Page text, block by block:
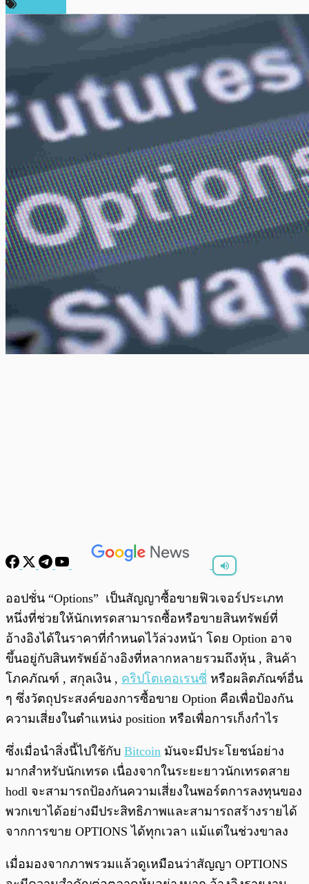
0:00
ออปชั่น “Options” เป็นสัญญาซื้อขายฟิวเจอร์ประเภท
หนึ่งที่ช่วยให้นักเทรดสามารถซื้อหรือขายสินทรัพย์ที่
อ้างอิงได้ในราคาที่กำหนดไว้ล่วงหน้า โดย Option อาจ
ขึ้นอยู่กับสินทรัพย์อ้างอิงที่หลากหลายรวมถึงหุ้น , สินค้า
โภคภัณฑ์ , สกุลเงิน , คริปโตเคอเรนซี่ หรือผลิตภัณฑ์อื่น
ๆ ซึ่งวัตถุประสงค์ของการซื้อขาย Option คือเพื่อป้องกัน
ความเสี่ยงในตำแหน่ง position หรือเพื่อการเก็งกำไร
ซึ่งเมื่อนำสิ่งนี้ไปใช้กับ Bitcoin มันจะมีประโยชน์อย่าง
มากสำหรับนักเทรด เนื่องจากในระยะยาวนักเทรดสาย
hodl จะสามารถป้องกันความเสี่ยงในพอร์ตการลงทุนของ
พวกเขาได้อย่างมีประสิทธิภาพและสามารถสร้างรายได้
จากการขาย OPTIONS ได้ทุกเวลา แม้แต่ในช่วงขาลง
เมื่อมองจากภาพรวมแล้วดูเหมือนว่าสัญญา OPTIONS